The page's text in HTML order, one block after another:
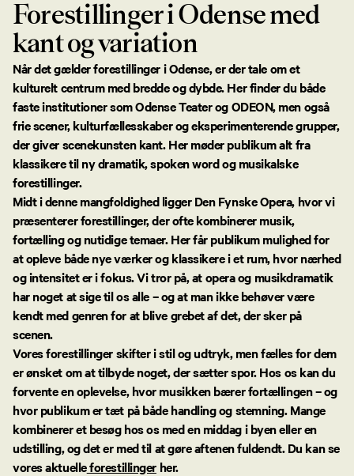
Forestillinger i Odense med
kant og variation
Når det gælder forestillinger i Odense, er der tale om et
kulturelt centrum med bredde og dybde. Her finder du både
faste institutioner som Odense Teater og ODEON, men også
frie scener, kulturfællesskaber og eksperimenterende grupper,
der giver scenekunsten kant. Her møder publikum alt fra
klassikere til ny dramatik, spoken word og musikalske
forestillinger.
Midt i denne mangfoldighed ligger Den Fynske Opera, hvor vi
præsenterer forestillinger, der ofte kombinerer musik,
fortælling og nutidige temaer. Her får publikum mulighed for
at opleve både nye værker og klassikere i et rum, hvor nærhed
og intensitet er i fokus. Vi tror på, at opera og musikdramatik
har noget at sige til os alle – og at man ikke behøver være
kendt med genren for at blive grebet af det, der sker på
scenen.
Vores forestillinger skifter i stil og udtryk, men fælles for dem
er ønsket om at tilbyde noget, der sætter spor. Hos os kan du
forvente en oplevelse, hvor musikken bærer fortællingen – og
hvor publikum er tæt på både handling og stemning. Mange
kombinerer et besøg hos os med en middag i byen eller en
udstilling, og det er med til at gøre aftenen fuldendt. Du kan se
vores aktuelleforestillingerher.